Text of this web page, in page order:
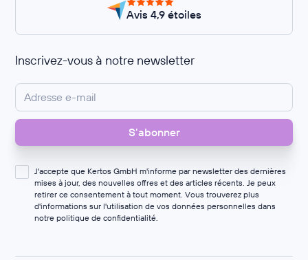
Avis 4,9 étoiles
Inscrivez-vous à notre newsletter
J'accepte que Kertos GmbH m'informe par newsletter des dernières
mises à jour, des nouvelles offres et des articles récents. Je peux
retirer ce consentement à tout moment. Vous trouverez plus
d'informations sur l'utilisation de vos données personnelles dans
notre politique de confidentialité